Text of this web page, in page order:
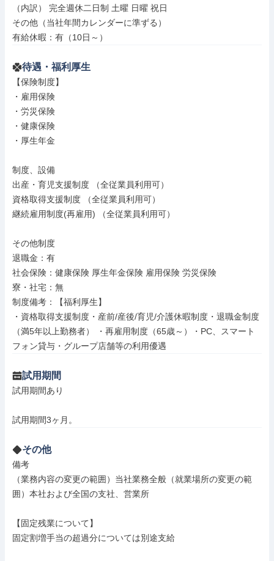
（内訳） 完全週休二日制 土曜 日曜 祝日
その他（当社年間カレンダーに準ずる）
有給休暇：有（10日～）
待遇・福利厚生
【保険制度】
・雇用保険
・労災保険
・健康保険
・厚生年金
制度、設備
出産・育児支援制度 （全従業員利用可）
資格取得支援制度 （全従業員利用可）
継続雇用制度(再雇用) （全従業員利用可）
その他制度
退職金：有
社会保険：健康保険 厚生年金保険 雇用保険 労災保険
寮・社宅：無
制度備考：【福利厚生】
・資格取得支援制度・産前/産後/育児/介護休暇制度・退職金制度
（満5年以上勤務者） ・再雇用制度（65歳～）・PC、スマート
フォン貸与・グループ店舗等の利用優遇
試用期間
試用期間あり
試用期間3ヶ月。
その他
備考
（業務内容の変更の範囲）当社業務全般（就業場所の変更の範
囲）本社および全国の支社、営業所
【固定残業について】
固定割増手当の超過分については別途支給